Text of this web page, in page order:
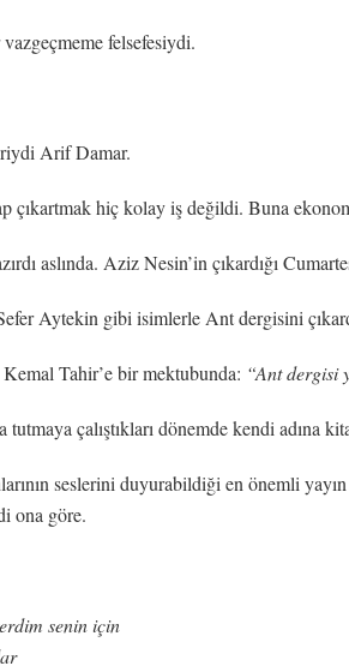
felsefesiydi.
Arif Damar.
çıkartmak hiç kolay iş değildi. Buna
aslında. Aziz Nesin’in çıkardığı
Aytekin gibi isimlerle Ant dergisini
Tahir’e bir mektubunda: “Ant dergisi
çalıştıkları dönemde kendi adına
seslerini duyurabildiği en önemli
ona göre.
senin için